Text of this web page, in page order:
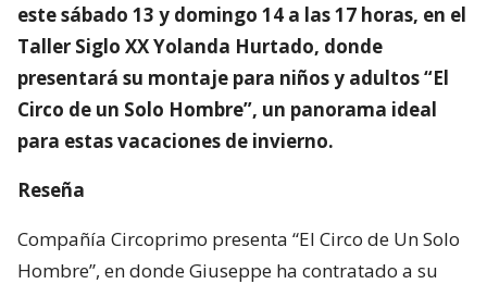
este sábado 13 y domingo 14 a las 17 horas, en el
Taller Siglo XX Yolanda Hurtado, donde
presentará su montaje para niños y adultos “El
Circo de un Solo Hombre”, un panorama ideal
para estas vacaciones de invierno.
Reseña
Compañía Circoprimo presenta “El Circo de Un Solo
Hombre”, en donde Giuseppe ha contratado a su